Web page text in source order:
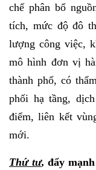
chế phân bổ
tích, mức độ đô
lượng công việc,
mô hình đơn vị
thành phố, có
phối hạ tầng,
điểm, liên kết
mới.
Thứ tư,đẩy